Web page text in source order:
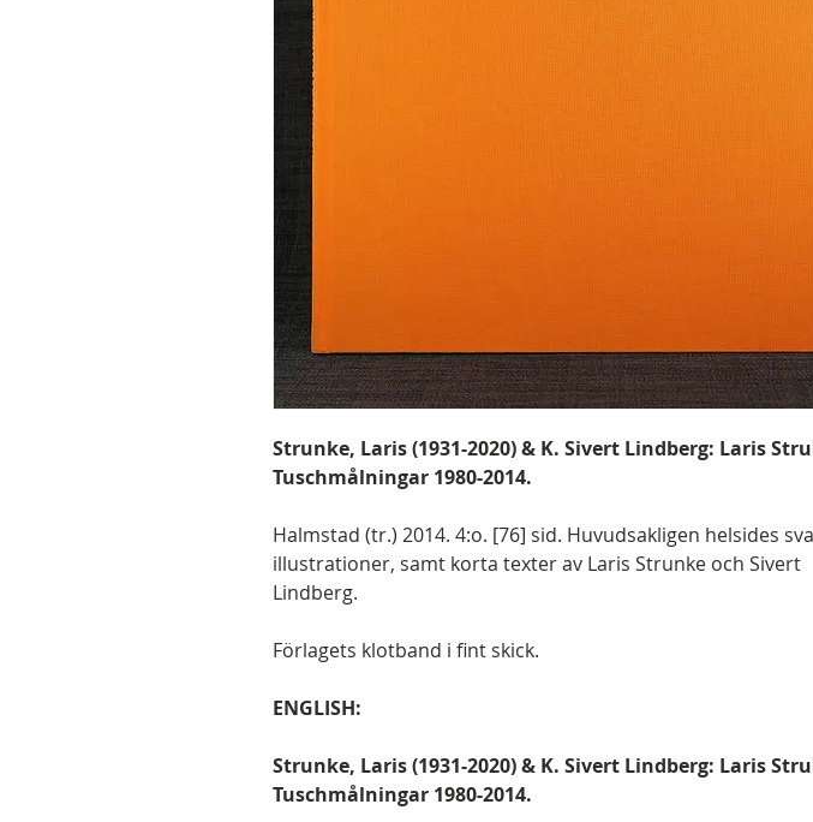
Strunke, Laris (1931-2020) & K. Sivert Lindberg: Laris
Tuschmålningar 1980-2014.
Halmstad (tr.) 2014. 4:o. [76] sid. Huvudsakligen helsides
illustrationer, samt korta texter av Laris Strunke och Sivert
Lindberg.
Förlagets klotband i fint skick.
ENGLISH:
Strunke, Laris (1931-2020) & K. Sivert Lindberg: Laris
Tuschmålningar 1980-2014.